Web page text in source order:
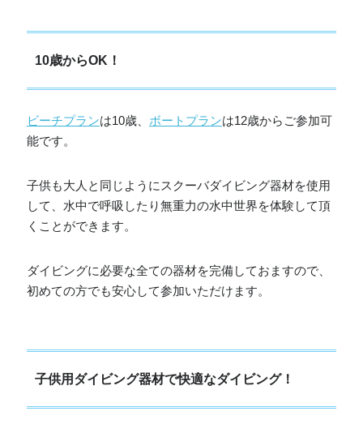
10歳からOK！
ビーチプランは10歳、 ボートプランは12歳からご参加可
能です。
子供も大人と同じようにスクーバダイビング器材を使用
して、水中で呼吸したり無重力の水中世界を体験して頂
くことができます。
ダイビングに必要な全ての器材を完備しておますので、
初めての方でも安心して参加いただけます。
子供用ダイビング器材で快適なダイビング！